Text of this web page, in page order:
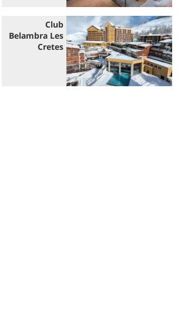
Club
Belambra Les
Cretes